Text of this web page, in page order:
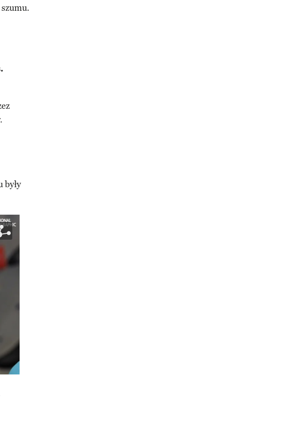
były